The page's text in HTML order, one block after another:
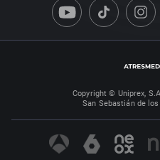
Copyright © Uniprex,
San Sebastián de